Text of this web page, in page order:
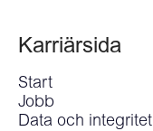
Karriärsida
Start
Jobb
Data och integritet